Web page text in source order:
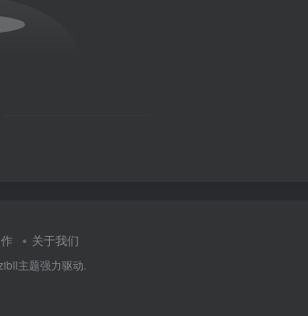
关于我们
主题强力驱动.